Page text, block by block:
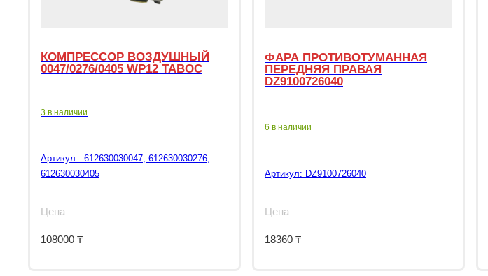
КОМПРЕССОР ВОЗДУШНЫЙ
0047/0276/0405 WP12 TABOC
3 в наличии
Артикул: 612630030047, 612630030276,
612630030405
Цена
108000 ₸
ФАРА ПРОТИВОТУМАННАЯ
ПЕРЕДНЯЯ ПРАВАЯ
DZ9100726040
6 в наличии
Артикул: DZ9100726040
Цена
18360 ₸